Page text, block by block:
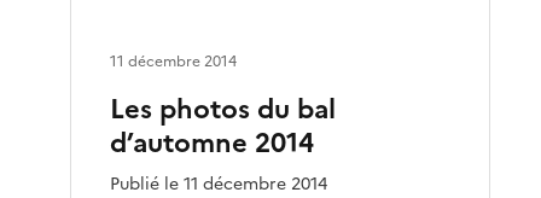
Les photos du bal
d’automne 2014
Publié le 11 décembre 2014
11 décembre 2014